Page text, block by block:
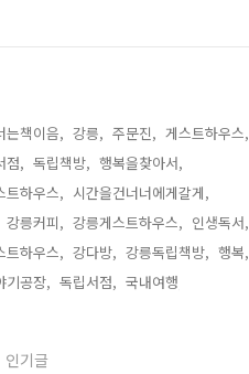
는책이음, 강릉, 주문진, 게스트하우스,
점, 독립책방, 행복을찾아서,
트하우스, 시간을건너너에게갈게,
강릉커피, 강릉게스트하우스, 인생독서,
트하우스, 강다방, 강릉독립책방, 행복,
기공장, 독립서점, 국내여행,
인기글